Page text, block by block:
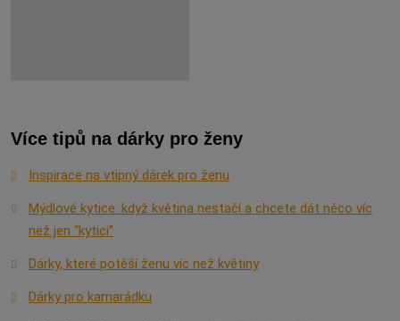
Více tipů na dárky pro ženy
Inspirace na vtipný dárek pro ženu
Mýdlové kytice: když květina nestačí a chcete dát něco víc
než jen “kytici”
Dárky, které potěší ženu víc než květiny
Dárky pro kamarádku